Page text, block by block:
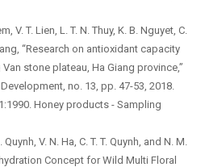
V. T. Lien, L. T. N. Thuy, K. B. Nguyet, C.
“Research on antioxidant capacity
stone plateau, Ha Giang province,”
no. 13, pp. 47-53, 2018.
Honey products - Sampling
Quynh, V. N. Ha, C. T. T. Quynh, and N. M.
Concept for Wild Multi Floral